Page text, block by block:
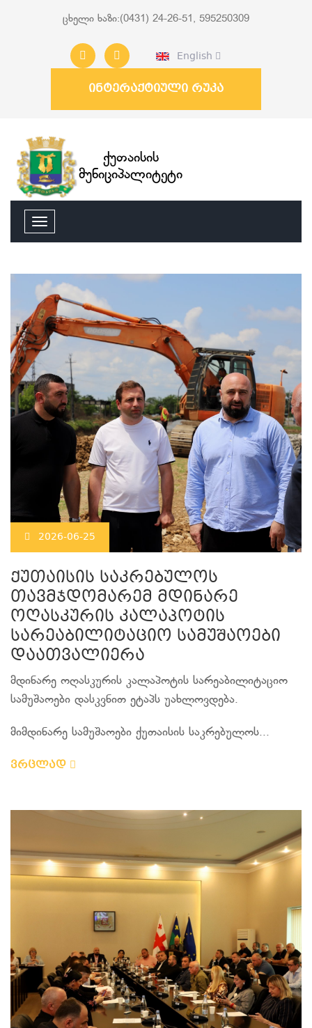
ცხელი ხაზი:(0431) 24-26-51, 595250309
English
ინტერაქტიული რუკა
ქუთაისის
მუნიციპალიტეტი
2026-06-25
ქუთაისის საკრებულოს
თავმჯდომარემ მდინარე
ოღასკურის კალაპოტის
სარეაბილიტაციო სამუშაოები
დაათვალიერა
მდინარე ოღასკურის კალაპოტის სარეაბილიტაციო
სამუშაოები დასკვნით ეტაპს უახლოვდება.
მიმდინარე სამუშაოები ქუთაისის საკრებულოს...
ვრცლად